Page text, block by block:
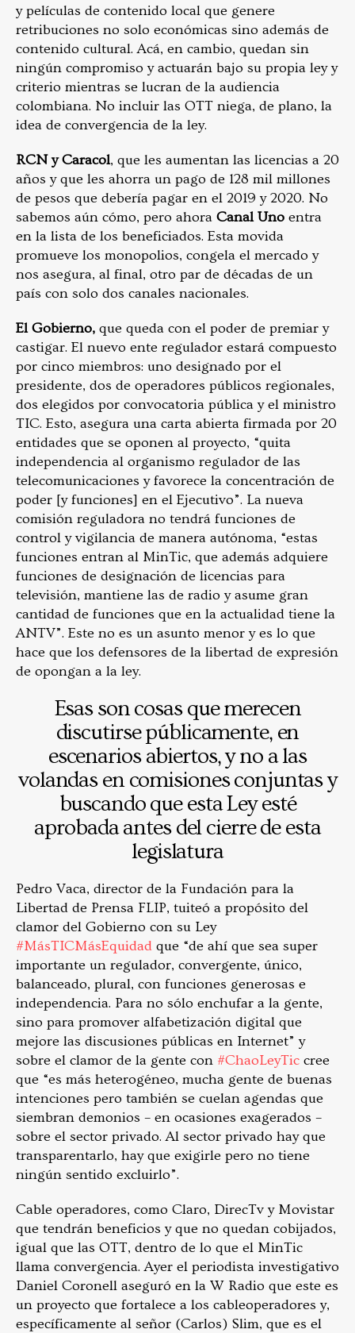
y películas de contenido local que genere
retribuciones no solo económicas sino además de
contenido cultural. Acá, en cambio, quedan sin
ningún compromiso y actuarán bajo su propia ley y
criterio mientras se lucran de la audiencia
colombiana. No incluir las OTT niega, de plano, la
idea de convergencia de la ley.
RCN y Caracol, que les aumentan las licencias a 20
años y que les ahorra un pago de 128 mil millones
de pesos que debería pagar en el 2019 y 2020. No
sabemos aún cómo, pero ahora Canal Uno entra
en la lista de los beneficiados. Esta movida
promueve los monopolios, congela el mercado y
nos asegura, al final, otro par de décadas de un
país con solo dos canales nacionales.
El Gobierno, que queda con el poder de premiar y
castigar. El nuevo ente regulador estará compuesto
por cinco miembros: uno designado por el
presidente, dos de operadores públicos regionales,
dos elegidos por convocatoria pública y el ministro
TIC. Esto, asegura una carta abierta firmada por 20
entidades que se oponen al proyecto, “quita
independencia al organismo regulador de las
telecomunicaciones y favorece la concentración de
poder [y funciones] en el Ejecutivo”. La nueva
comisión reguladora no tendrá funciones de
control y vigilancia de manera autónoma, “estas
funciones entran al MinTic, que además adquiere
funciones de designación de licencias para
televisión, mantiene las de radio y asume gran
cantidad de funciones que en la actualidad tiene la
ANTV”. Este no es un asunto menor y es lo que
hace que los defensores de la libertad de expresión
de opongan a la ley.
Esas son cosas que merecen
discutirse públicamente, en
escenarios abiertos, y no a las
volandas en comisiones conjuntas y
buscando que esta Ley esté
aprobada antes del cierre de esta
legislatura
Pedro Vaca, director de la Fundación para la
Libertad de Prensa FLIP, tuiteó a propósito del
clamor del Gobierno con su Ley
#MásTICMásEquidad que “de ahí que sea super
importante un regulador, convergente, único,
balanceado, plural, con funciones generosas e
independencia. Para no sólo enchufar a la gente,
sino para promover alfabetización digital que
mejore las discusiones públicas en Internet” y
sobre el clamor de la gente con #ChaoLeyTic cree
que “es más heterogéneo, mucha gente de buenas
intenciones pero también se cuelan agendas que
siembran demonios – en ocasiones exagerados –
sobre el sector privado. Al sector privado hay que
transparentarlo, hay que exigirle pero no tiene
ningún sentido excluirlo”.
Cable operadores, como Claro, DirecTv y Movistar
que tendrán beneficios y que no quedan cobijados,
igual que las OTT, dentro de lo que el MinTic
llama convergencia. Ayer el periodista investigativo
Daniel Coronell aseguró en la W Radio que este es
un proyecto que fortalece a los cableoperadores y,
específicamente al señor (Carlos) Slim, que es el